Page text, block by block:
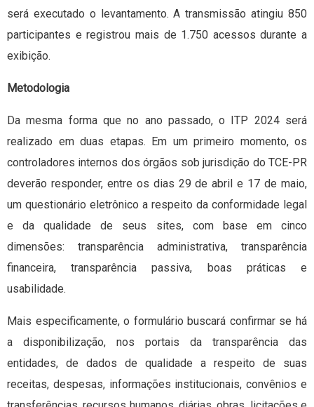
será executado o levantamento. A transmissão atingiu 850
participantes e registrou mais de 1.750 acessos durante a
exibição.
Metodologia
Da mesma forma que no ano passado, o ITP 2024 será
realizado em duas etapas. Em um primeiro momento, os
controladores internos dos órgãos sob jurisdição do TCE-PR
deverão responder, entre os dias 29 de abril e 17 de maio,
um questionário eletrônico a respeito da conformidade legal
e da qualidade de seus sites, com base em cinco
dimensões: transparência administrativa, transparência
financeira, transparência passiva, boas práticas e
usabilidade.
Mais especificamente, o formulário buscará confirmar se há
a disponibilização, nos portais da transparência das
entidades, de dados de qualidade a respeito de suas
receitas, despesas, informações institucionais, convênios e